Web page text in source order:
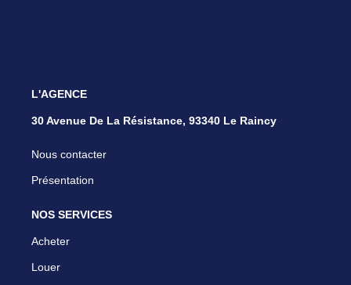
L'AGENCE
30 Avenue De La Résistance, 93340 Le Raincy
Nous contacter
Présentation
NOS SERVICES
Acheter
Louer